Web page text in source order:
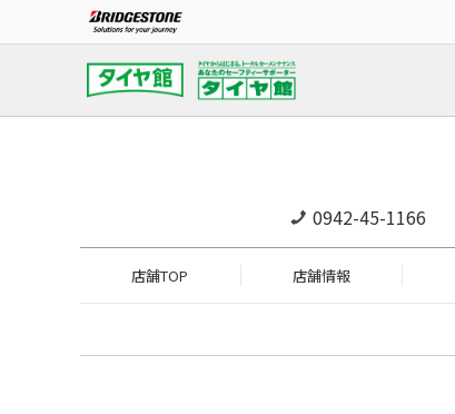
0942-45-1166
店舗TOP 店舗情報